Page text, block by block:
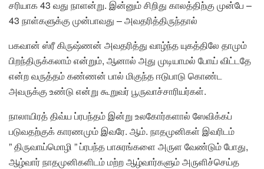
சரியாக 43 வது நாளன்று. இன்னும் சிறிது காலத்திற்கு முன்பே –
43 நாள்களுக்கு முன்பாவது – அவதரித்திருந்தால்
பகவான் ஸ்ரீ கிருஷ்ணன் அவதரித்து வாழ்ந்த யுகத்திலே தாமும்
பிறந்திருக்கலாம் என்றும், ஆனால் அது முடியாமல் போய் விட்டதே
என்ற வருத்தம் கண்ணன் பால் மிகுந்த ஈடுபாடு கொண்ட
அவருக்கு உண்டு என்று கூறுவர் பூருவாச்சாரியர்கள்.
நாலாயிரத் திவ்ய ப்ரபந்தம் இன்று உலகோர்களால் ஸேவிக்கப்
படுவதற்குக் காரணமும் இவரே. ஆம். நாதமுனிகள் இவரிடம்
” திருவாய்மொழி ” ப்ரபந்த பாசுரங்களை அருள வேண்டும் போது,
ஆழ்வார் நாதமுனிகளிடம் மற்ற ஆழ்வார்களும் அருளிச்செய்த